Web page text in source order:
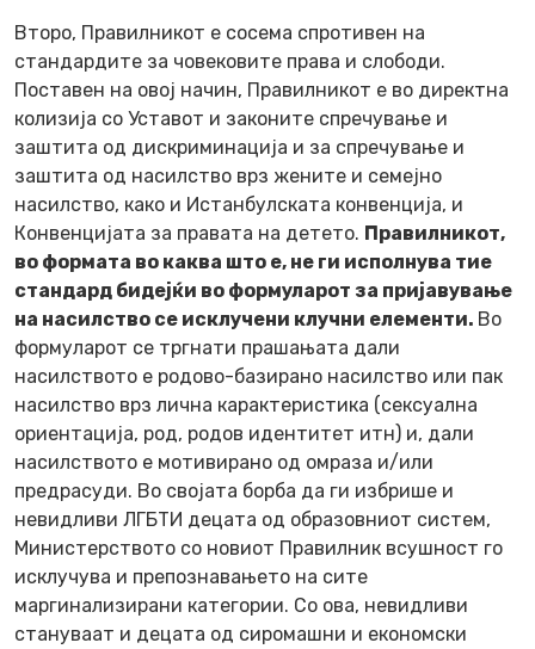
Второ, Правилникот е сосема спротивен на
стандардите за човековите права и слободи.
Поставен на овој начин, Правилникот е во директна
колизија со Уставот и законите спречување и
заштита од дискриминација и за спречување и
заштита од насилство врз жените и семејно
насилство, како и Истанбулската конвенција, и
Конвенцијата за правата на детето. Правилникот,
во формата во каква што е, не ги исполнува тие
стандард бидејќи во формуларот за пријавување
на насилство се исклучени клучни елементи. Во
формуларот се тргнати прашањата дали
насилството е родово-базирано насилство или пак
насилство врз лична карактеристика (сексуална
ориентација, род, родов идентитет итн) и, дали
насилството е мотивирано од омраза и/или
предрасуди. Во својата борба да ги избрише и
невидливи ЛГБТИ децата од образовниот систем,
Министерството со новиот Правилник всушност го
исклучува и препознавањето на сите
маргинализирани категории. Со ова, невидливи
стануваат и децата од сиромашни и економски